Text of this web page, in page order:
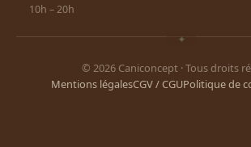
10h – 20h
© 2026 Caniconcept · Tous droits
Mentions légalesCGV / CGUPolitique de